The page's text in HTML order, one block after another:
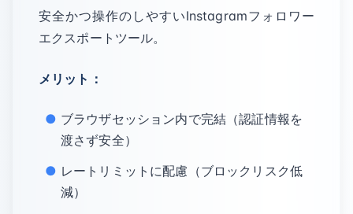
安全かつ操作のしやすいInstagramフォロワー
エクスポートツール。
メリット：
ブラウザセッション内で完結（認証情報を
渡さず安全）
レートリミットに配慮（ブロックリスク低
減）